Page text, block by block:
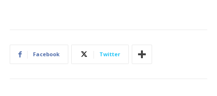
Facebook Twitter